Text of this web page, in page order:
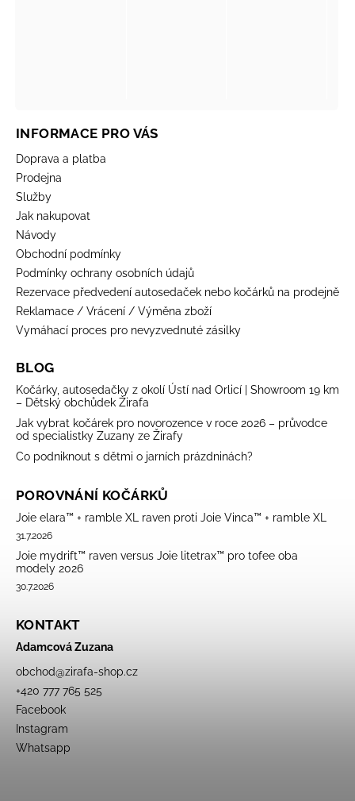
INFORMACE PRO VÁS
Doprava a platba
Prodejna
Služby
Jak nakupovat
Návody
Obchodní podmínky
Podmínky ochrany osobních údajů
Rezervace předvedení autosedaček nebo kočárků na prodejně
Reklamace / Vrácení / Výměna zboží
Vymáhací proces pro nevyzvednuté zásilky
BLOG
Kočárky, autosedačky z okolí Ústí nad Orlicí | Showroom 19 km
– Dětský obchůdek Žirafa
Jak vybrat kočárek pro novorozence v roce 2026 – průvodce
od specialistky Zuzany ze Žirafy
Co podniknout s dětmi o jarních prázdninách?
POROVNÁNÍ KOČÁRKŮ
Joie elara™ + ramble XL raven proti Joie Vinca™ + ramble XL
31.7.2026
Joie mydrift™ raven versus Joie litetrax™ pro tofee oba
modely 2026
30.7.2026
KONTAKT
Adamcová Zuzana
obchod@zirafa-shop.cz
+420 777 765 525
Facebook
Instagram
Whatsapp